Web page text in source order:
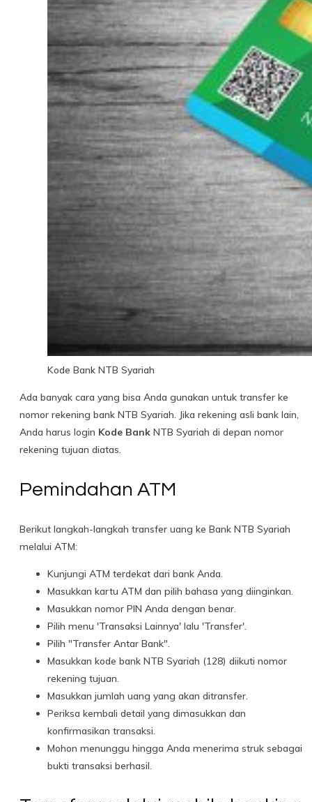
Kode Bank NTB Syariah
Ada banyak cara yang bisa Anda gunakan untuk transfer ke
nomor rekening bank NTB Syariah. Jika rekening asli bank lain,
Anda harus login Kode Bank NTB Syariah di depan nomor
rekening tujuan diatas.
Pemindahan ATM
Berikut langkah-langkah transfer uang ke Bank NTB Syariah
melalui ATM:
Kunjungi ATM terdekat dari bank Anda.
Masukkan kartu ATM dan pilih bahasa yang diinginkan.
Masukkan nomor PIN Anda dengan benar.
Pilih menu 'Transaksi Lainnya' lalu 'Transfer'.
Pilih "Transfer Antar Bank".
Masukkan kode bank NTB Syariah (128) diikuti nomor
rekening tujuan.
Masukkan jumlah uang yang akan ditransfer.
Periksa kembali detail yang dimasukkan dan
konfirmasikan transaksi.
Mohon menunggu hingga Anda menerima struk sebagai
bukti transaksi berhasil.